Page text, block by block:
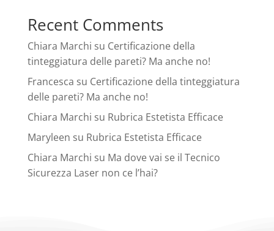
Recent Comments
Chiara Marchi su Certificazione della
tinteggiatura delle pareti? Ma anche no!
Francesca su Certificazione della tinteggiatura
delle pareti? Ma anche no!
Chiara Marchi su Rubrica Estetista Efficace
Maryleen su Rubrica Estetista Efficace
Chiara Marchi su Ma dove vai se il Tecnico
Sicurezza Laser non ce l’hai?